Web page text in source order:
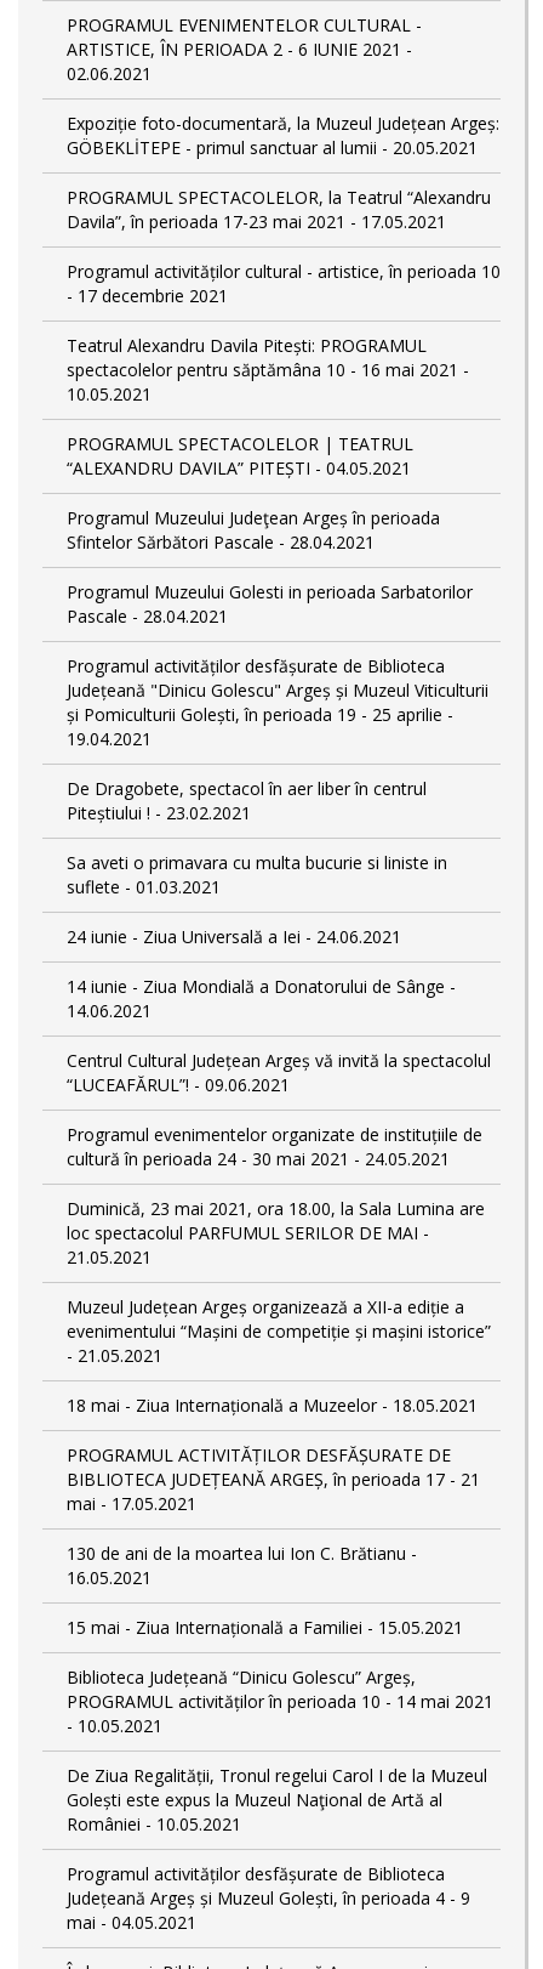
PROGRAMUL EVENIMENTELOR CULTURAL -
ARTISTICE, ÎN PERIOADA 2 - 6 IUNIE 2021 -
02.06.2021
Expoziție foto-documentară, la Muzeul Județean Argeș:
GÖBEKLİTEPE - primul sanctuar al lumii - 20.05.2021
PROGRAMUL SPECTACOLELOR, la Teatrul “Alexandru
Davila”, în perioada 17-23 mai 2021 - 17.05.2021
Programul activităților cultural - artistice, în perioada 10
- 17 decembrie 2021
Teatrul Alexandru Davila Pitești: PROGRAMUL
spectacolelor pentru săptămâna 10 - 16 mai 2021 -
10.05.2021
PROGRAMUL SPECTACOLELOR | TEATRUL
“ALEXANDRU DAVILA” PITEȘTI - 04.05.2021
Programul Muzeului Judeţean Argeș în perioada
Sfintelor Sărbători Pascale - 28.04.2021
Programul Muzeului Golesti in perioada Sarbatorilor
Pascale - 28.04.2021
Programul activităților desfășurate de Biblioteca
Județeană "Dinicu Golescu" Argeș și Muzeul Viticulturii
și Pomiculturii Golești, în perioada 19 - 25 aprilie -
19.04.2021
De Dragobete, spectacol în aer liber în centrul
Piteștiului ! - 23.02.2021
Sa aveti o primavara cu multa bucurie si liniste in
suflete - 01.03.2021
24 iunie - Ziua Universală a Iei - 24.06.2021
14 iunie - Ziua Mondială a Donatorului de Sânge -
14.06.2021
Centrul Cultural Județean Argeș vă invită la spectacolul
“LUCEAFĂRUL”! - 09.06.2021
Programul evenimentelor organizate de instituțiile de
cultură în perioada 24 - 30 mai 2021 - 24.05.2021
Duminică, 23 mai 2021, ora 18.00, la Sala Lumina are
loc spectacolul PARFUMUL SERILOR DE MAI -
21.05.2021
Muzeul Județean Argeș organizează a XII-a ediție a
evenimentului “Mașini de competiție și mașini istorice”
- 21.05.2021
18 mai - Ziua Internațională a Muzeelor - 18.05.2021
PROGRAMUL ACTIVITĂȚILOR DESFĂȘURATE DE
BIBLIOTECA JUDEȚEANĂ ARGEȘ, în perioada 17 - 21
mai - 17.05.2021
130 de ani de la moartea lui Ion C. Brătianu -
16.05.2021
15 mai - Ziua Internațională a Familiei - 15.05.2021
Biblioteca Județeană “Dinicu Golescu” Argeș,
PROGRAMUL activităților în perioada 10 - 14 mai 2021
- 10.05.2021
De Ziua Regalității, Tronul regelui Carol I de la Muzeul
Golești este expus la Muzeul Naţional de Artă al
României - 10.05.2021
Programul activităților desfășurate de Biblioteca
Județeană Argeș și Muzeul Golești, în perioada 4 - 9
mai - 04.05.2021